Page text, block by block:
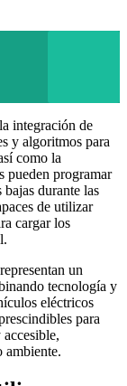
integración de
y algoritmos para
como la
pueden programar
bajas durante las
de utilizar
cargar los
un
tecnología y
eléctricos
para
ambiente.